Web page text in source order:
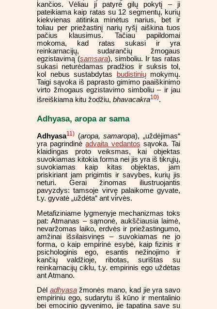
kančios. Vėliau ji patyrė gilų pokytį – ji
pateikiama kaip ratas su 12 segmentų, kurių
kiekvienas atitinka minėtus narius, bet ir
toliau per priežastinį narių ryšį aiškina tuos
pačius klausimus. Tačiau papildomai
mokoma, kad ratas sukasi ir yra
reinkarnacijų, sudarančių žmogaus
egzistavimą (samsara), simboliu. Ir tas ratas
sukasi neturėdamas pradžios ir suksis tol,
kol nebus sustabdytas
budistiniųmokymų.
Taigi sąvoka iš paprasto gimimo paaiškinimo
virto žmogaus egzistavimo simboliu – ir jau
išreiškiama kitu žodžiu, bhavacakra10).
Adhyasa, aropa ar sama
Adhyasa11) (aropa, samaropa), „uždėjimas“
yra pagrindinėadvaita vedantos sąvoka. Tai
klaidingas proto veiksmas, kai objektas
suvokiamas kitokia forma nei jis yra iš tikrųjų,
suvokiamas kaip kitas objektas, jam
priskiriant jam prigimtis ir savybes, kurių jis
neturi. Gerai žinomas iliustruojantis
pavyzdys: tamsoje virvę palaikome gyvate,
t.y. gyvatė „uždėta“ ant virvės.
Metafiziniame lygmenyje mechanizmas toks
pat: Atmanas – sąmonė, aukščiausia laimė,
nevaržomas laiko, erdvės ir priežastingumo,
amžinai išsilaisvinęs – suvokiamas ne jo
forma, o kaip empirinė esybė, kaip fizinis ir
psichologinis ego, esantis nežinojimo ir
kančių valdžioje, ribotas, surištas su
reinkarnacijų ciklu, t.y. empirinis ego uždėtas
ant Atmano.
Dėl adhyasažmonės mano, kad jie yra savo
empiriniu ego, sudarytu iš kūno ir mentalinio
bei emocinio gyvenimo, jie tapatina save su